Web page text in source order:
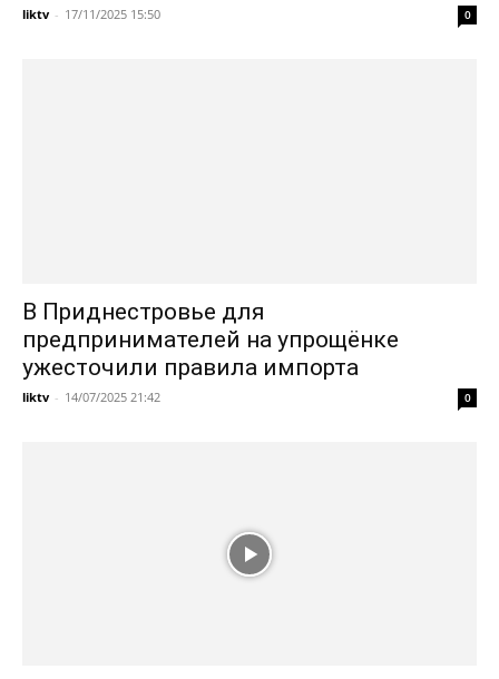
liktv - 17/11/2025 15:50 0
В Приднестровье для
предпринимателей на упрощёнке
ужесточили правила импорта
liktv - 14/07/2025 21:42 0